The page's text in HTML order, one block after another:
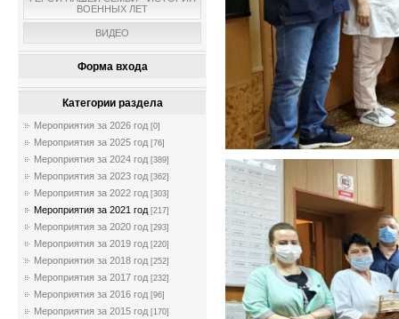
ВОЕННЫХ ЛЕТ
ВИДЕО
Форма входа
Категории раздела
Мероприятия за 2026 год [0]
Мероприятия за 2025 год [76]
Мероприятия за 2024 год [389]
Мероприятия за 2023 год [362]
Мероприятия за 2022 год [303]
Мероприятия за 2021 год [217]
Мероприятия за 2020 год [293]
Мероприятия за 2019 год [220]
Мероприятия за 2018 год [252]
Мероприятия за 2017 год [232]
Мероприятия за 2016 год [96]
Мероприятия за 2015 год [170]